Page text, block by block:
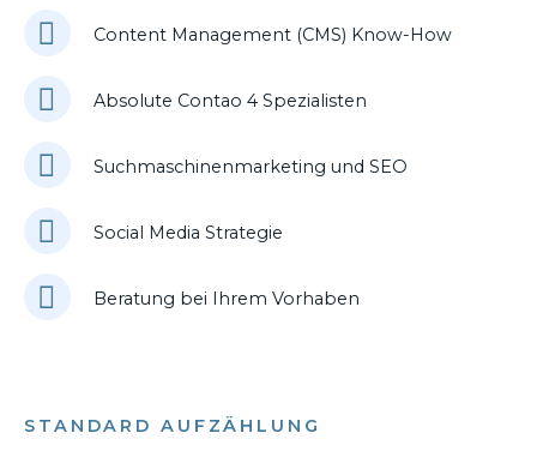
Content Management (CMS) Know-How
Absolute Contao 4 Spezialisten
Suchmaschinenmarketing und SEO
Social Media Strategie
Beratung bei Ihrem Vorhaben
STANDARD AUFZÄHLUNG